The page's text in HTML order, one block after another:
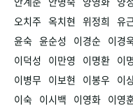
오치주 옥치현 위정희 유
윤숙 윤순성 이경순 이경
이덕성
이만영 이명환 이
이병무 이보현 이봉우 이
이숙 이시백 이영화 이영